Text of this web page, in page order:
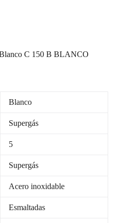
Blanco C 150 B BLANCO
Blanco
Supergás
5
Supergás
Acero inoxidable
Esmaltadas